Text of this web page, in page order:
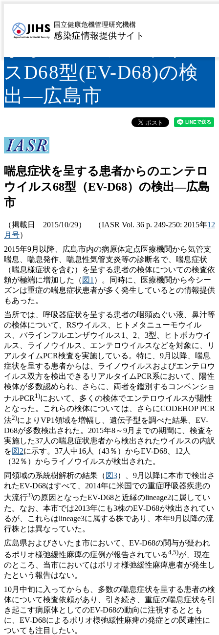
国立健康危機管理研究機構
感染症情報提供サイト
喘息症状を呈する患者
スD68型(EV-D68)の検
出―広島市
喘息症状を呈する患者からのエンテロ
ウイルス68型（EV-D68）の検出―広島
市
（掲載日 2015/10/29） （IASR Vol. 36 p. 249-250: 2015年12
月号）
2015年9月以降、広島市内の病原体定点医療機関から気管支
喘息、喘息発作、喘息性気管支炎等の診断名で、喘息症状
（喘息様症状を含む）を呈する患者の検体についての検査依
頼が極端に増加した（ 図1 ）。同時に、医療機関から今シー
ズンは重症の喘息症状患者が多く発生しているとの情報提供
もあった。
当所では、呼吸器症状を呈する患者の咽頭ぬぐい液、鼻汁等
の検体について、RSウイルス、ヒトメタニューモウイル
ス、パラインフルエンザウイルス1、2、3型、ヒトボカウイ
ルス、ライノウイルス、エンテロウイルスなどを対象に、リ
アルタイムPCR検査を実施している。特に、9月以降、喘息
症状を呈する患者からは、ライノウイルスおよびエンテロウ
イルス双方を検出できるリアルタイムPCR系において、陽性
検体が多数認められ、さらに、両者を鑑別するコンベンショ
ナルPCR 1)において、多くの検体でエンテロウイルスが陽性
となった。これらの検体については、さらにCODEHOP PCR
法2)によりVP1領域を増幅し、遺伝子型を調べた結果、EV-
D68が多数検出された。2015年8～9月までの期間に、検査を
実施した37人の喘息症状患者から検出されたウイルスの内訳
を図2に示す。37人中16人（43％）からEV-D68、12人
（32％）からライノウイルスが検出された。
同領域の系統樹解析の結果（ 図3）、9月以降に本市で検出さ
れたEV-D68はすべて、2014年に米国での重症呼吸器疾患の
大流行3)の原因となったEV-D68と近縁のlineage2に属してい
た。なお、本市では2013年にも3株のEV-D68が検出されてい
るが、これらはlineage3に属する株であり、本年9月以降の流
行株とは異なっていた。
広島県およびさいたま市において、EV-D68の関与が疑われ
るポリオ様弛緩性麻痺の症例が報告されている4,5)が、現在
のところ、当市においてはポリオ様弛緩性麻痺患者が発生し
たという報告はない。
10月中旬に入ってからも、多数の喘息症状を呈する患者の検
体について検査依頼があり、引き続き、重症の喘息症状を引
き起こす病原体としてのEV-D68の動向に注視するととも
に、EV-D68によるポリオ様弛緩性麻痺の発症との関連性に
ついても注目したい。